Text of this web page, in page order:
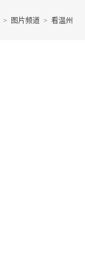
> 图片频道 > 看温州